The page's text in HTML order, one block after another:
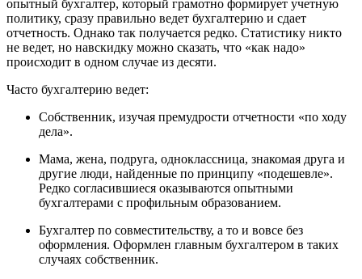
опытный бухгалтер, который грамотно формирует учетную
политику, сразу правильно ведет бухгалтерию и сдает
отчетность. Однако так получается редко. Статистику никто
не ведет, но навскидку можно сказать, что «как надо»
происходит в одном случае из десяти.
Часто бухгалтерию ведет:
Собственник, изучая премудрости отчетности «по ходу
дела».
Мама, жена, подруга, одноклассница, знакомая друга и
другие люди, найденные по принципу «подешевле».
Редко согласившиеся оказываются опытными
бухгалтерами с профильным образованием.
Бухгалтер по совместительству, а то и вовсе без
оформления. Оформлен главным бухгалтером в таких
случаях собственник.